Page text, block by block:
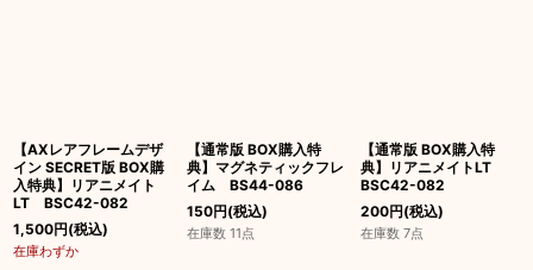
【AXレアフレームデザ
イン SECRET版 BOX購
入特典】リアニメイト
LT BSC42-082
1,500円(税込)
在庫わずか
【通常版 BOX購入特
典】マグネティックフレ
イム BS44-086
150円(税込)
在庫数 11点
【通常版 BOX購入特
典】リアニメイトLT
BSC42-082
200円(税込)
在庫数 7点